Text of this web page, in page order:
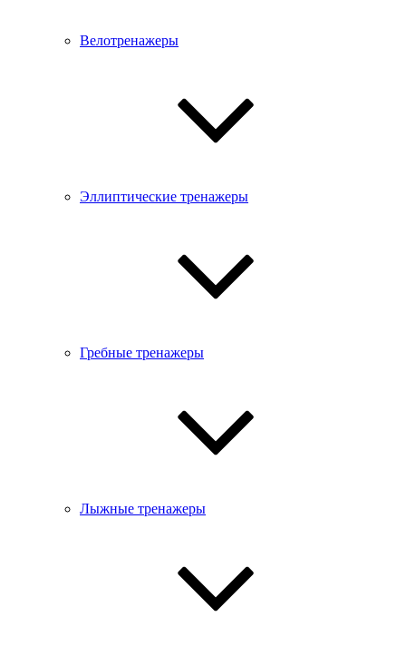
Велотренажеры
Эллиптические тренажеры
Гребные тренажеры
Лыжные тренажеры